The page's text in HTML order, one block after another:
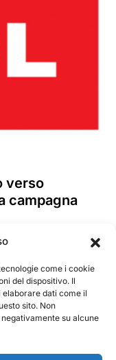
come i cookie
del dispositivo. Il
dati come il
sito. Non
su alcune
verso
campagna
smart, ha
Leggi tutto